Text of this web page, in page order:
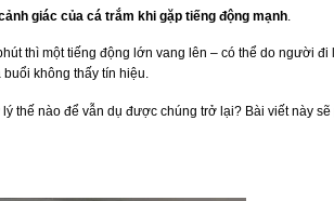
giác của cá trắm khi gặp tiếng động mạnh
thì một tiếng động lớn vang lên – có thể do người
không thấy tín hiệu.
thế nào để vẫn dụ được chúng trở lại? Bài viết này